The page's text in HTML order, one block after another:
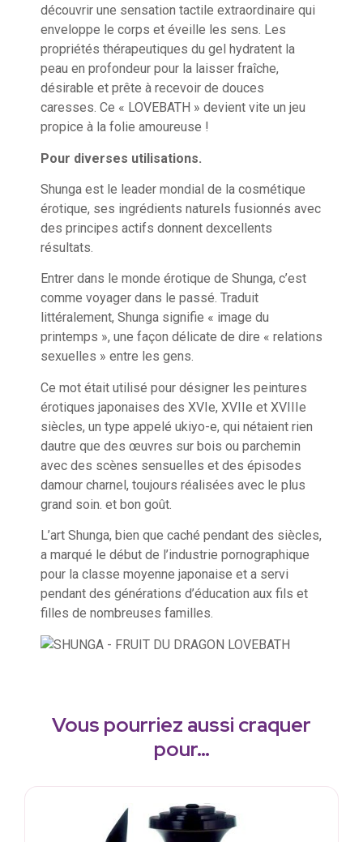
découvrir une sensation tactile extraordinaire qui
enveloppe le corps et éveille les sens. Les
propriétés thérapeutiques du gel hydratent la
peau en profondeur pour la laisser fraîche,
désirable et prête à recevoir de douces
caresses. Ce « LOVEBATH » devient vite un jeu
propice à la folie amoureuse !
Pour diverses utilisations.
Shunga est le leader mondial de la cosmétique
érotique, ses ingrédients naturels fusionnés avec
des principes actifs donnent dexcellents
résultats.
Entrer dans le monde érotique de Shunga, c’est
comme voyager dans le passé. Traduit
littéralement, Shunga signifie « image du
printemps », une façon délicate de dire « relations
sexuelles » entre les gens.
Ce mot était utilisé pour désigner les peintures
érotiques japonaises des XVIe, XVIIe et XVIIIe
siècles, un type appelé ukiyo-e, qui nétaient rien
dautre que des œuvres sur bois ou parchemin
avec des scènes sensuelles et des épisodes
damour charnel, toujours réalisées avec le plus
grand soin. et bon goût.
L’art Shunga, bien que caché pendant des siècles,
a marqué le début de l’industrie pornographique
pour la classe moyenne japonaise et a servi
pendant des générations d’éducation aux fils et
filles de nombreuses familles.
Vous pourriez aussi craquer
pour…